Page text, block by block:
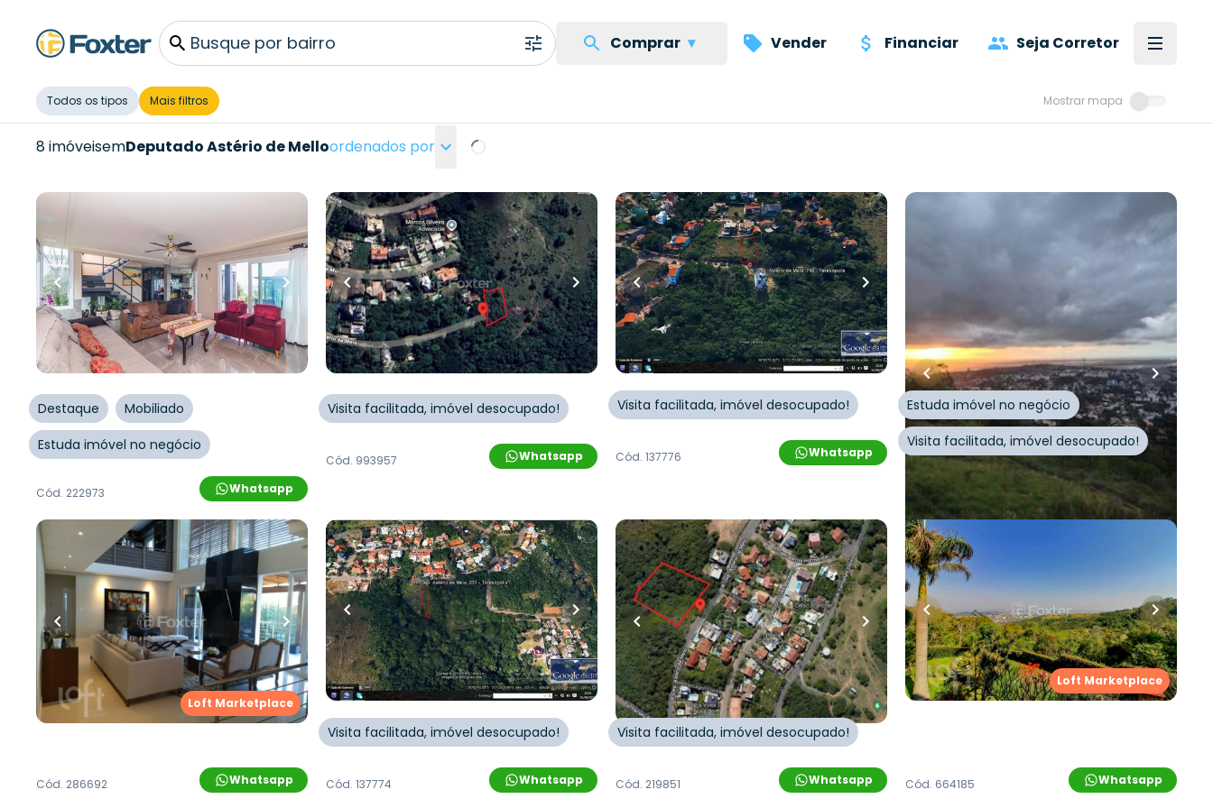
Busque por bairro Comprar ▾ Vender Financiar Seja Corretor
Todos os tipos Mais filtros Mostrar mapa
8 imóveisemDeputado Astério de Melloordenados por
1.580.000,00
R$ 1.501.000,00
427m²•3quartos•4banheiros•
3vagas
Casa
Rua Deputado Astério de Mello,
Teresópolis, Porto Alegre
Destaque
Mobiliado
Estuda imóvel no negócio
Whatsapp
Cód. 222973
R$450.000,00
R$427.500,00
605m²•0quartos•0banheiros•
0vagas
Terreno
Rua Deputado Astério de Mello,
Teresópolis,Porto Alegre
Visita facilitada, imóvel desocupado!
Whatsapp
Cód. 993957
R$250.000,00
414m²•0quartos•0banheiros•
0vagas
Terreno
Rua Deputado Astério de Mello,
Teresópolis,Porto Alegre
Visita facilitada, imóvel desocupado!
Whatsapp
Cód. 137776
1.899.000,00
Rua Deputado Astério de Mello,
Teresópolis,Porto Alegre
Estuda imóvel no negócio
Visita facilitada, imóvel desocupado!
Whatsapp
Cód. 254240
Loft Marketplace
R$ 2.900.000,00
403m² •3quartos•2banheiros•
vagas
Casa
Rua Deputado Astério de Mello,
Teresópolis, Porto Alegre
Whatsapp
Cód. 286692
R$300.000,00
725m²•0quartos•0banheiros•
0vagas
Terreno
Rua Deputado Astério de Mello,
Teresópolis,Porto Alegre
Visita facilitada, imóvel desocupado!
Whatsapp
Cód. 137774
R$280.000,00
487m²•0quartos•0banheiros•
0vagas
Terreno
Rua Deputado Astério de Mello,
Teresópolis,Porto Alegre
Visita facilitada, imóvel desocupado!
Whatsapp
Cód. 219851
Loft Marketplace
R$1.600.000,00
344m²•3quartos•1banheiro•
2vagas
Casa
Rua Deputado Astério de Mello,
Teresópolis,Porto Alegre
Whatsapp
Cód. 664185